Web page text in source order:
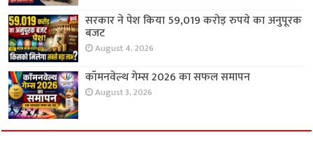
सरकार ने पेश किया 59,019 करोड़ रुपये का अनुपूरक
बजट
August 4, 2026
कॉमनवेल्थ गेम्स 2026 का सफल समापन
August 3, 2026